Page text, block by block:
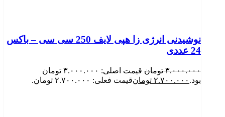
نوشیدنی انرژی زا هپی لایف 250 سی سی – باکس
24 عددی
۳.۰۰۰.۰۰۰ تومان
قیمت اصلی: ۳.۰۰۰.۰۰۰ تومان
بود. ۲.۷۰۰.۰۰۰ تومانقیمت فعلی: ۲.۷۰۰.۰۰۰ تومان.